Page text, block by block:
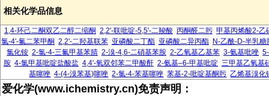
相关化学品信息
1,4-环己二酮双乙二醇二缩酮 2,2'-联吡啶-5,5'-二羧酸 丙酮醛二肟 甲基丙烯酸2-乙
氯-4'-氟二苯甲酮 2,2'-二羟基联苯 亚磷酸二丁酯 亚磷酸二异丙酯 N-乙酰-D-半乳糖
氯化铵 2-氯-4-三氟甲基苯腈 2-溴-4,6-二硝基苯胺 2-乙氧基乙基苯 3-氨基吡唑
胺 4-氯甲基吡啶盐酸盐 4,4'-氧双邻苯二甲酸酐 2-氨基–6-甲基吡啶 三甲基乙氧基
基噻唑 4-(4-溴苯基)噻唑 2-氯-4-苯基噻唑 苯基-2-吡啶基酮肟 乙烯基溴化
爱化学(www.ichemistry.cn)免责声明：